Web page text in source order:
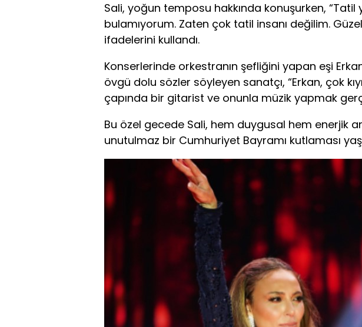
Sali, yoğun temposu hakkında konuşurken, “Tatil
bulamıyorum. Zaten çok tatil insanı değilim.
ifadelerini kullandı.
Konserlerinde orkestranın şefliğini yapan eşi
övgü dolu sözler söyleyen sanatçı, “Erkan, çok
çapında bir gitarist ve onunla müzik yapmak
Bu özel gecede Sali, hem duygusal hem enerjik
unutulmaz bir Cumhuriyet Bayramı kutlaması